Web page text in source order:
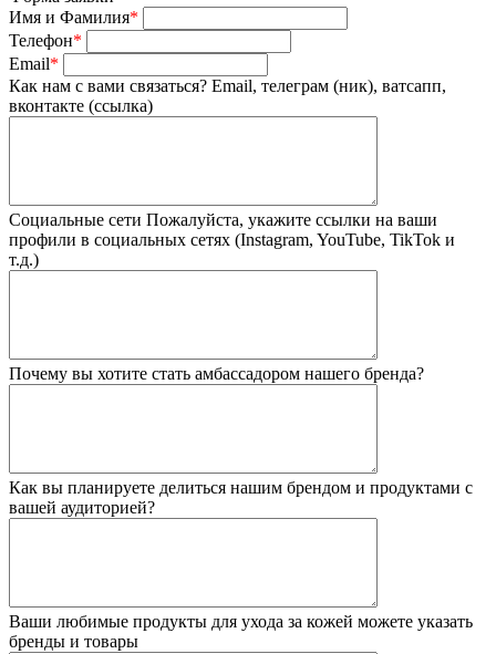
Имя и Фамилия*
Телефон*
Email*
Как нам с вами связаться? Email, телеграм (ник), ватсапп,
вконтакте (ссылка)
Социальные сети Пожалуйста, укажите ссылки на ваши
профили в социальных сетях (Instagram, YouTube, TikTok и
т.д.)
Почему вы хотите стать амбассадором нашего бренда?
Как вы планируете делиться нашим брендом и продуктами с
вашей аудиторией?
Ваши любимые продукты для ухода за кожей можете указать
бренды и товары